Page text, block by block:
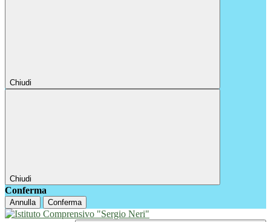
Chiudi
Chiudi
Conferma
Annulla Conferma